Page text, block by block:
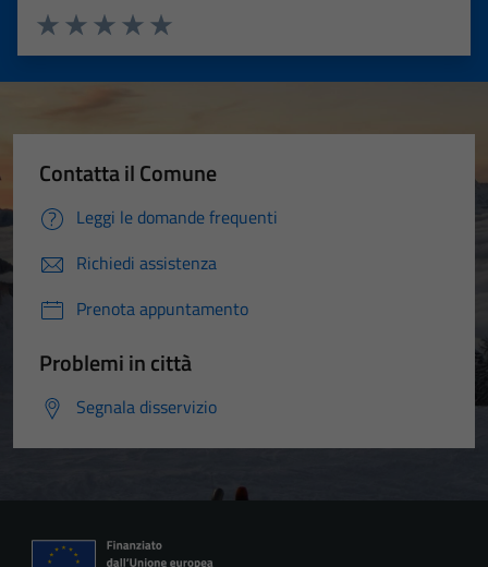
Valuta 5 stelle su 5
Valuta 4 stelle su 5
Valuta 3 stelle su 5
Valuta 2 stelle su 5
Valuta 1 stelle su 5
Contatta il Comune
Leggi le domande frequenti
Richiedi assistenza
Prenota appuntamento
Problemi in città
Segnala disservizio